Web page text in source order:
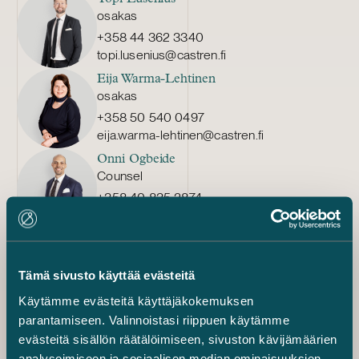
Tämä sivusto käyttää evästeitä
Käytämme evästeitä käyttäjäkokemuksen
parantamiseen. Valinnoistasi riippuen käytämme
evästeitä sisällön räätälöimiseen, sivuston kävijämäärien
ruotsalaisen asianajotoimisto Lindahlin
kanssa.
osakas
+358 44 362 3340
topi.lusenius@castren.fi
Eija Warma-Lehtinen
osakas
+358 50 540 0497
eija.warma-lehtinen@castren.fi
Onni Ogbeide
Counsel
+358 40 835 2874
Asta Salo
+358 44 553 6868
asta.salo@castren.fi
Joel Aaltonen
Senior Associate